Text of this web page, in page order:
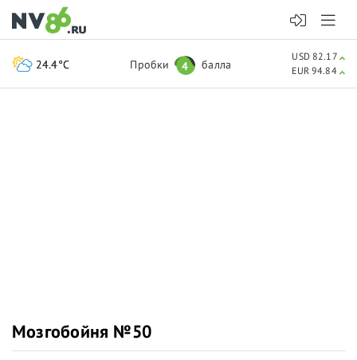
Мозгобойня №50
24.4°C Пробки 4 балла
USD 82.17
EUR 94.84